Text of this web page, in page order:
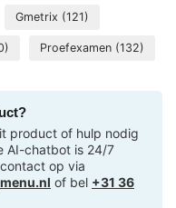
Gmetrix (121)
Proefexamen (132)
product of hulp nodig
AI-chatbot is 24/7
op via
of bel +31 36